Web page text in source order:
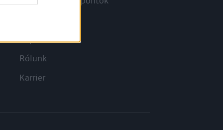
Kapcsolat
Rólunk
Karrier